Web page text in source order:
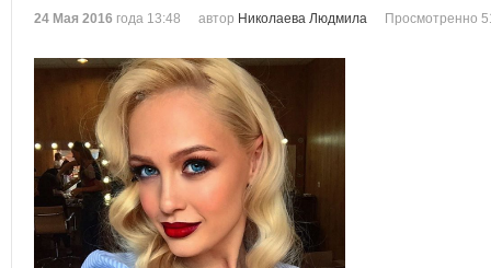
24 Мая 2016 года 13:48 автор Николаева Людмила Просмотренно